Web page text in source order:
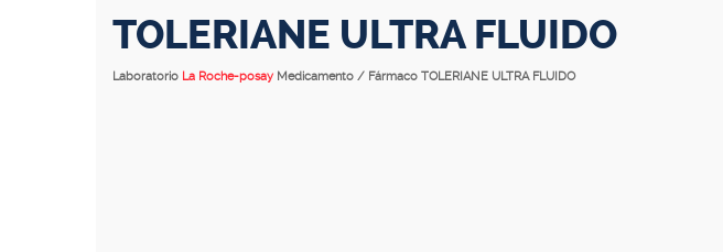
TOLERIANE ULTRA FLUIDO
Laboratorio La Roche-posay Medicamento / Fármaco TOLERIANE ULTRA FLUIDO